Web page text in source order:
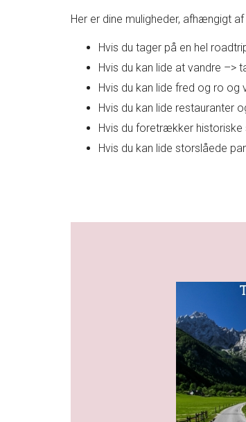
Her er dine muligheder, afhængigt
Hvis du tager på en hel
Hvis du kan lide at vandre –>
Hvis du kan lide fred og ro og
Hvis du kan lide restauranter
Hvis du foretrækker
Hvis du kan lide storslåede